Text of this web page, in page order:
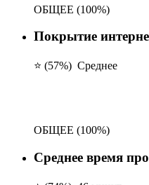
ОБЩЕЕ (100%)
Покрытие
⭐ (57%) Среднее
ОБЩЕЕ (100%)
Среднее время